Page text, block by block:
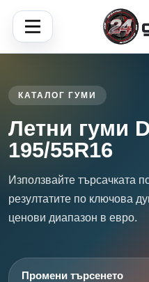
КАТАЛОГ ГУМИ
Летни гуми
195/55R16
Използвайте търсачката
резултатите по ключова
ценови диапазон в евро.
Промени търсенето